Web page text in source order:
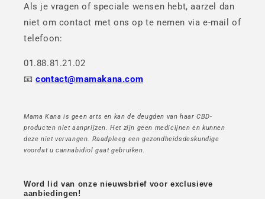
Als je vragen of speciale wensen hebt, aarzel dan
niet om contact met ons op te nemen via e-mail of
telefoon:
01.88.81.21.02
📧contact@mamakana.com
Mama Kana is geen arts en kan de deugden van haar CBD-
producten niet aanprijzen. Het zijn geen medicijnen en kunnen
deze niet vervangen. Raadpleeg een gezondheidsdeskundige
voordat u cannabidiol gaat gebruiken.
Word lid van onze nieuwsbrief voor exclusieve
aanbiedingen!